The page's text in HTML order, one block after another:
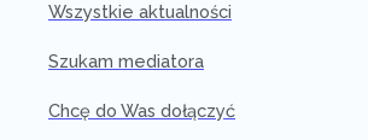
Wszystkie aktualności
Szukam mediatora
Chcę do Was dołączyć